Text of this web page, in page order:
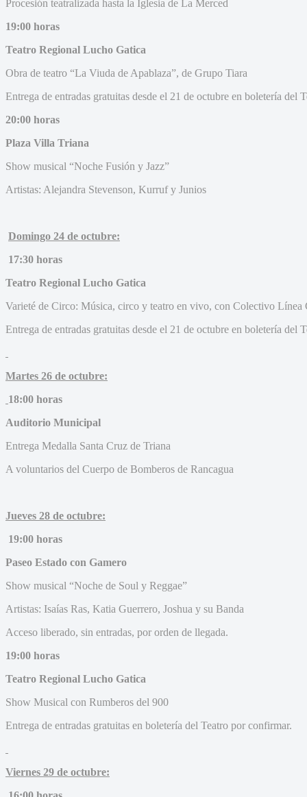
Procesión teatralizada hasta la Iglesia de La Merced
19:00 horas
Teatro Regional Lucho Gatica
Obra de teatro “La Viuda de Apablaza”, de Grupo Tiara
Entrega de entradas gratuitas desde el 21 de octubre en boletería del
20:00 horas
Plaza Villa Triana
Show musical “Noche Fusión y Jazz”
Artistas: Alejandra Stevenson, Kurruf y Junios
Domingo 24 de octubre:
17:30 horas
Teatro Regional Lucho Gatica
Varieté de Circo: Música, circo y teatro en vivo, con Colectivo Línea
Entrega de entradas gratuitas desde el 21 de octubre en boletería del
Martes 26 de octubre:
18:00 horas
Auditorio Municipal
Entrega Medalla Santa Cruz de Triana
A voluntarios del Cuerpo de Bomberos de Rancagua
Jueves 28 de octubre:
19:00 horas
Paseo Estado con Gamero
Show musical “Noche de Soul y Reggae”
Artistas: Isaías Ras, Katia Guerrero, Joshua y su Banda
Acceso liberado, sin entradas, por orden de llegada.
19:00 horas
Teatro Regional Lucho Gatica
Show Musical con Rumberos del 900
Entrega de entradas gratuitas en boletería del Teatro por confirmar.
Viernes 29 de octubre: